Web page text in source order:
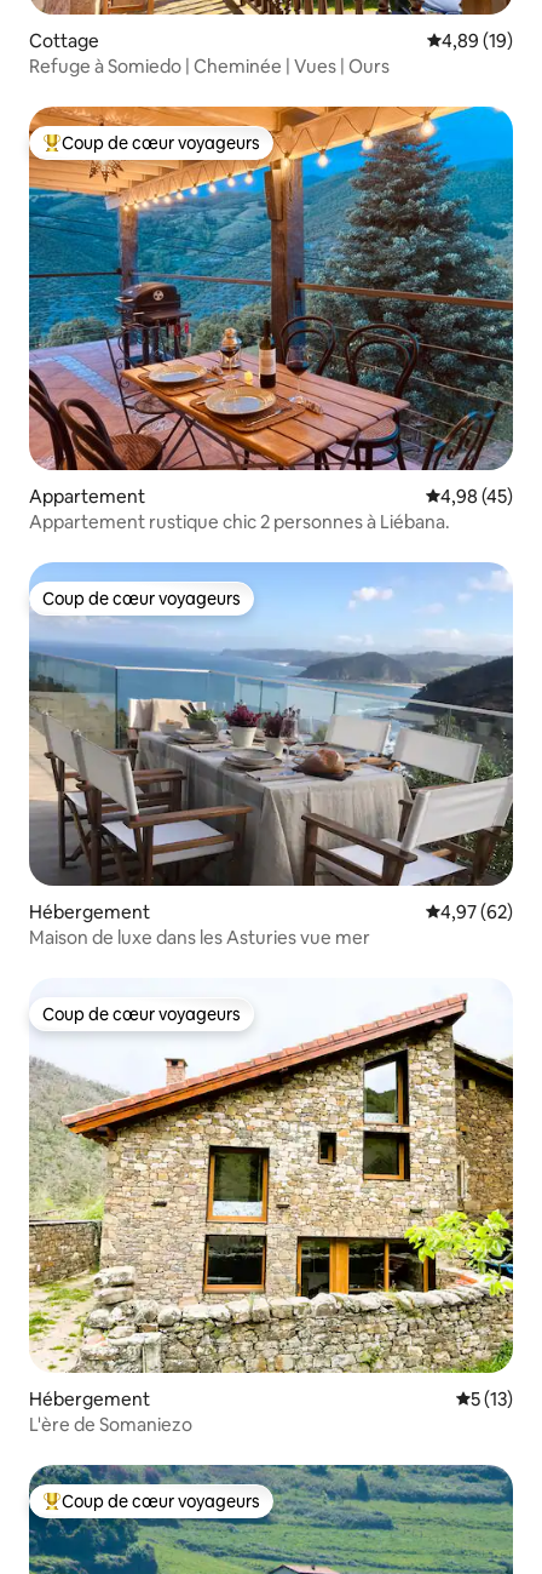
Cottage Évaluation
4,89 (19)
Refuge à Somiedo | Cheminée | Vues | Ours
Coups de cœur voyageurs les plus appréciés
Coup de cœur voyageurs
Appartement Évaluation
4,98 (45)
Appartement rustique chic 2 personnes à Liébana.
Coup de cœur voyageurs
Coup de cœur voyageurs
Hébergement Évaluation
4,97 (62)
Maison de luxe dans les Asturies vue mer
Coup de cœur voyageurs
Coup de cœur voyageurs
Hébergement
5 (13)
L'ère de Somaniezo
Coups de cœur voyageurs les plus appréciés
Coup de cœur voyageurs